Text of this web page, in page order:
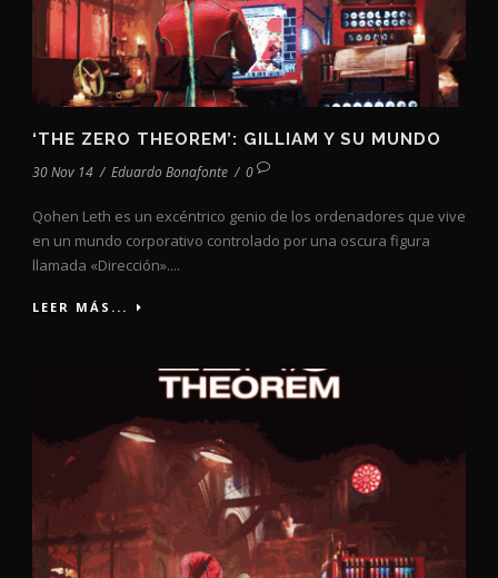
‘THE ZERO THEOREM’: GILLIAM Y SU MUNDO
30 Nov 14 / Eduardo Bonafonte / 0
Qohen Leth es un excéntrico genio de los ordenadores que vive
en un mundo corporativo controlado por una oscura figura
llamada «Dirección»....
LEER MÁS...